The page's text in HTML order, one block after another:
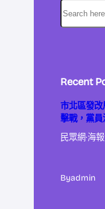
Recent
市北區發
擊戰，黨員
民眾網·海
Byadmin